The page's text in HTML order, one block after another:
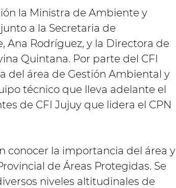
la Ministra de Ambiente y
a la Secretaria de
Ana Rodríguez, y la Directora de
Quintana. Por parte del CFI
del área de Gestión Ambiental y
técnico que lleva adelante el
de CFI Jujuy que lidera el CPN
conocer la importancia del área y
de Áreas Protegidas. Se
niveles altitudinales de